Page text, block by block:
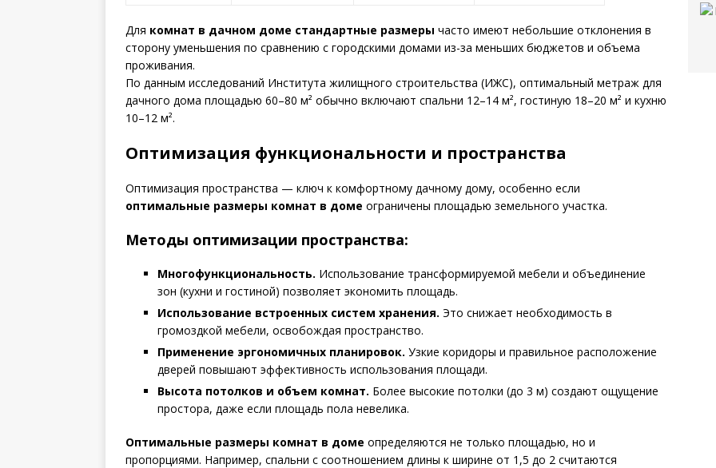
Для комнат в дачном доме стандартные размеры часто имеют небольшие отклонения в
сторону уменьшения по сравнению с городскими домами из-за меньших бюджетов и объема
проживания.
По данным исследований Института жилищного строительства (ИЖС), оптимальный метраж для
дачного дома площадью 60–80 м² обычно включают спальни 12–14 м², гостиную 18–20 м² и кухню
10–12 м².
Оптимизация функциональности и пространства
Оптимизация пространства — ключ к комфортному дачному дому, особенно если
оптимальные размеры комнат в доме ограничены площадью земельного участка.
Методы оптимизации пространства:
Многофункциональность. Использование трансформируемой мебели и объединение
зон (кухни и гостиной) позволяет экономить площадь.
Использование встроенных систем хранения. Это снижает необходимость в
громоздкой мебели, освобождая пространство.
Применение эргономичных планировок. Узкие коридоры и правильное расположение
дверей повышают эффективность использования площади.
Высота потолков и объем комнат. Более высокие потолки (до 3 м) создают ощущение
простора, даже если площадь пола невелика.
Оптимальные размеры комнат в доме определяются не только площадью, но и
пропорциями. Например, спальни с соотношением длины к ширине от 1,5 до 2 считаются